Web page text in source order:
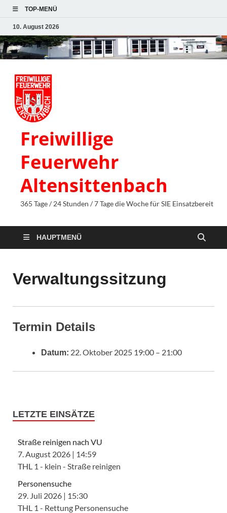
TOP-MENÜ
10. August 2026
Freiwillige
Feuerwehr
Altensittenbach
365 Tage / 24 Stunden / 7 Tage die Woche für SIE Einsatzbereit
HAUPTMENÜ
Verwaltungssitzung
Termin Details
Datum: 22. Oktober 2025 19:00 – 21:00
LETZTE EINSÄTZE
Straße reinigen nach VU
7. August 2026 | 14:59
THL 1 - klein - Straße reinigen
Personensuche
29. Juli 2026 | 15:30
THL 1 - Rettung Personensuche